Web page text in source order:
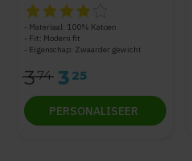
De beoordeling van dit
Materiaal: 100% Katoen
Fit: Modern fit
Eigenschap: Zwaarder gewicht
374 3 25
PERSONALISEER